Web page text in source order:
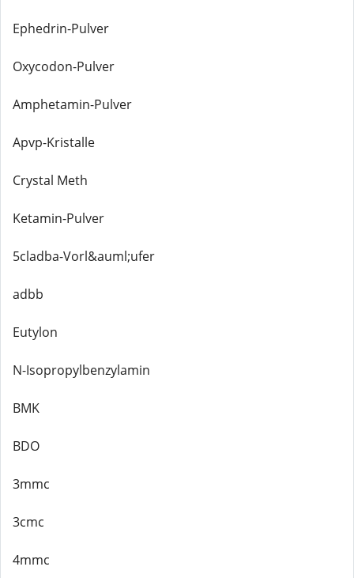
Ephedrin-Pulver
Oxycodon-Pulver
Amphetamin-Pulver
Apvp-Kristalle
Crystal Meth
Ketamin-Pulver
5cladba-Vorl&auml;ufer
adbb
Eutylon
N-Isopropylbenzylamin
BMK
BDO
3mmc
3cmc
4mmc